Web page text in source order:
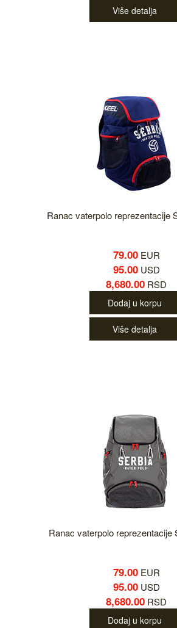
Više detalja
Ranac vaterpolo reprezentacije
79.00EUR
95.00USD
8,680.00 RSD
Dodaj u korpu
Više detalja
Ranac vaterpolo reprezentacije
79.00EUR
95.00USD
8,680.00 RSD
Dodaj u korpu